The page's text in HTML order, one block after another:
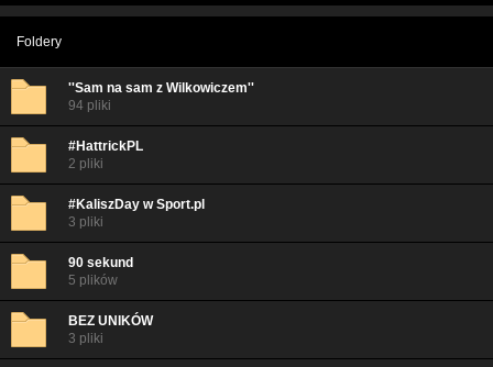
Foldery
''Sam na sam z Wilkowiczem''
94 pliki
#HattrickPL
2 pliki
#KaliszDay w Sport.pl
3 pliki
90 sekund
5 plików
BEZ UNIKÓW
3 pliki